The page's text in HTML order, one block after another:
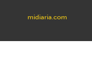
midiaria.com